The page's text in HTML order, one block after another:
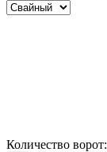
Количество ворот: